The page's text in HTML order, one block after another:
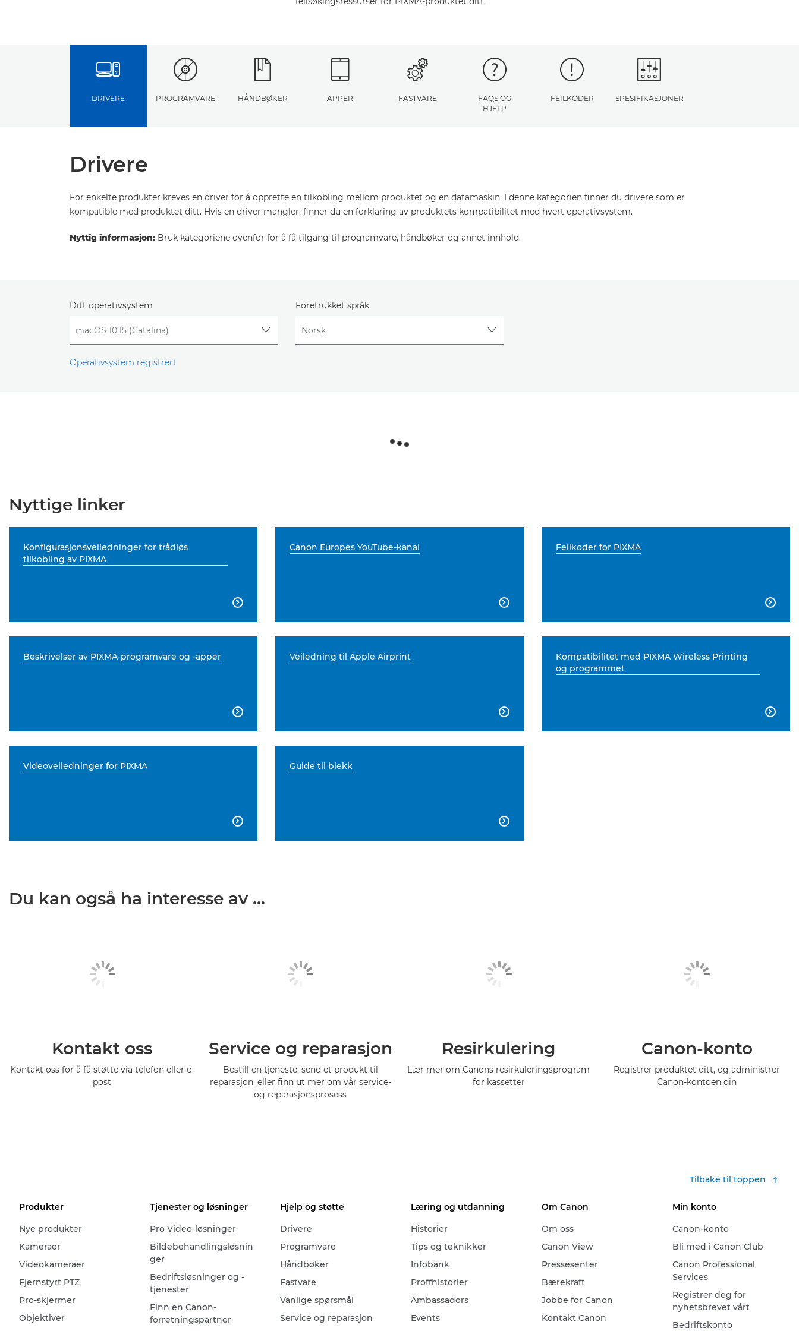
DRIVERE PROGRAMVARE HÅNDBØKER APPER FASTVARE
FAQS OG
HJELP
FEILKODER SPESIFIKASJONER
Drivere
For enkelte produkter kreves en driver for å opprette en tilkobling mellom produktet og en datamaskin. I denne kategorien finner du drivere som er
kompatible med produktet ditt. Hvis en driver mangler, finner du en forklaring av produktets kompatibilitet med hvert operativsystem.
Nyttig informasjon: Bruk kategoriene ovenfor for å få tilgang til programvare, håndbøker og annet innhold.
Ditt operativsystem
Operativsystem registrert
Foretrukket språk
Nyttige linker
Konfigurasjonsveiledninger for trådløs
tilkobling av PIXMA

Canon Europes YouTube-kanal

Feilkoder for PIXMA

Beskrivelser av PIXMA-programvare og -apper

Veiledning til Apple Airprint

Kompatibilitet med PIXMA Wireless Printing
og programmet

Videoveiledninger for PIXMA

Guide til blekk

Du kan også ha interesse av ...
Kontakt oss
Kontakt oss for å få støtte via telefon eller e-
post
Service og reparasjon
Bestill en tjeneste, send et produkt til
reparasjon, eller finn ut mer om vår service-
og reparasjonsprosess
Resirkulering
Lær mer om Canons resirkuleringsprogram
for kassetter
Canon-konto
Registrer produktet ditt, og administrer
Canon-kontoen din
Tilbake til toppen
Produkter
Nye produkter
Kameraer
Videokameraer
Fjernstyrt PTZ
Pro-skjermer
Objektiver
Tjenester og løsninger
Pro Video-løsninger
Bildebehandlingsløsnin
ger
Bedriftsløsninger og -
tjenester
Finn en Canon-
forretningspartner
Hjelp og støtte
Drivere
Programvare
Håndbøker
Fastvare
Vanlige spørsmål
Service og reparasjon
Læring og utdanning
Historier
Tips og teknikker
Infobank
Proffhistorier
Ambassadors
Events
Om Canon
Om oss
Canon View
Pressesenter
Bærekraft
Jobbe for Canon
Kontakt Canon
Min konto
Canon-konto
Bli med i Canon Club
Canon Professional
Services
Registrer deg for
nyhetsbrevet vårt
Bedriftskonto